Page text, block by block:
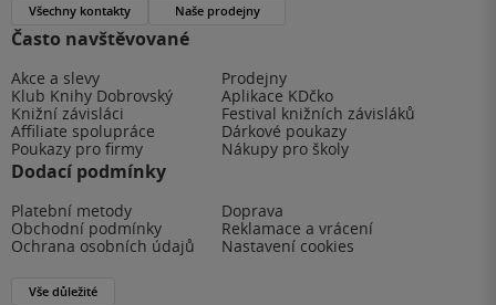
Často navštěvované
Akce a slevy
Prodejny
Klub Knihy Dobrovský
Aplikace KDčko
Knižní závisláci
Festival knižních závisláků
Affiliate spolupráce
Dárkové poukazy
Poukazy pro firmy
Nákupy pro školy
Dodací podmínky
Platební metody
Doprava
Obchodní podmínky
Reklamace a vrácení
Ochrana osobních údajů
Nastavení cookies
Vše důležité
Všechny kontakty Naše prodejny